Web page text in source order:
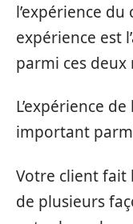
l’expérience
expérience est
parmi ces deux
L’expérience
important
Votre client fait
de plusieurs